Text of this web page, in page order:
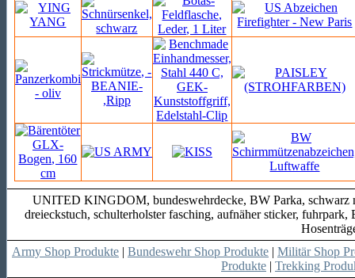
UNITED KINGDOM, bundeswehrdecke, BW Parka, schwarz
dreieckstuch, schulterholster fasching, aufnäher sticker,
Army Shop Produkte | Bundeswehr Shop Produkte | Militär Shop
Produkte | Trekking